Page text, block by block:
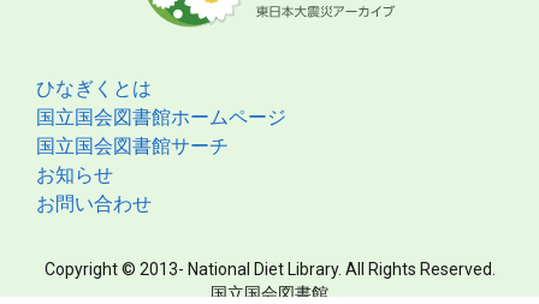
ひなぎくとは
国立国会図書館ホームページ
国立国会図書館サーチ
お知らせ
お問い合わせ
Copyright © 2013- National Diet Library. All Rights Reserved.